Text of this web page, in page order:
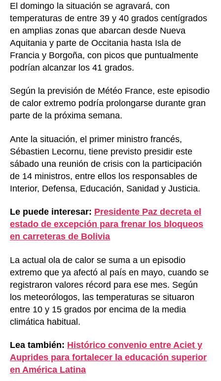
El domingo la situación se agravará, con
temperaturas de entre 39 y 40 grados centígrados
en amplias zonas que abarcan desde Nueva
Aquitania y parte de Occitania hasta Isla de
Francia y Borgoña, con picos que puntualmente
podrían alcanzar los 41 grados.
Según la previsión de Météo France, este episodio
de calor extremo podría prolongarse durante gran
parte de la próxima semana.
Ante la situación, el primer ministro francés,
Sébastien Lecornu, tiene previsto presidir este
sábado una reunión de crisis con la participación
de 14 ministros, entre ellos los responsables de
Interior, Defensa, Educación, Sanidad y Justicia.
Le puede interesar: Presidente Paz decreta el
estado de excepción para frenar los bloqueos
en carreteras de Bolivia
La actual ola de calor se suma a un episodio
extremo que ya afectó al país en mayo, cuando se
registraron valores récord para ese mes. Según
los meteorólogos, las temperaturas se situaron
entre 10 y 15 grados por encima de la media
climática habitual.
Lea también: Histórico convenio entre Aciet y
Auprides para fortalecer la educación superior
en América Latina